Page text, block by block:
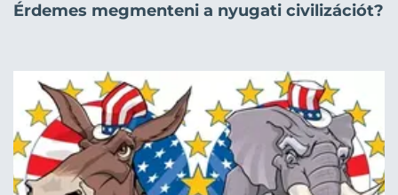
Érdemes megmenteni a nyugati civilizációt?